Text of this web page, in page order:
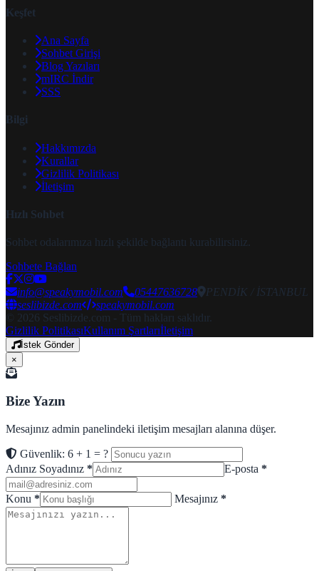
Keşfet
Ana Sayfa
Sohbet Girişi
Blog Yazıları
mIRC İndir
SSS
Bilgi
Hakkımızda
Kurallar
Gizlilik Politikası
İletişim
Hızlı Sohbet
Sohbet odalarımıza hızlı şekilde bağlantı kurabilirsiniz.
Sohbete Bağlan
info@speakymobil.com 05447636728
PENDİK / İSTANBUL
seslibizde.com
speakymobil.com
© 2026 Seslibizde.com - Tüm hakları saklıdır.
Gizlilik PolitikasıKullanım Şartlarıİletişim
İstek Gönder
×
Bize Yazın
Mesajınız admin panelindeki iletişim mesajları alanına düşer.
Güvenlik: 6 + 1 = ?
Adınız Soyadınız * E-posta *
Konu * Mesajınız *